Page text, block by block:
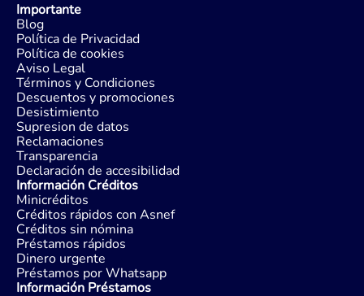
Importante
Blog
Política de Privacidad
Política de cookies
Aviso Legal
Términos y Condiciones
Descuentos y promociones
Desistimiento
Supresion de datos
Reclamaciones
Transparencia
Declaración de accesibilidad
Información Créditos
Minicréditos
Créditos rápidos con Asnef
Créditos sin nómina
Préstamos rápidos
Dinero urgente
Préstamos por Whatsapp
Información Préstamos